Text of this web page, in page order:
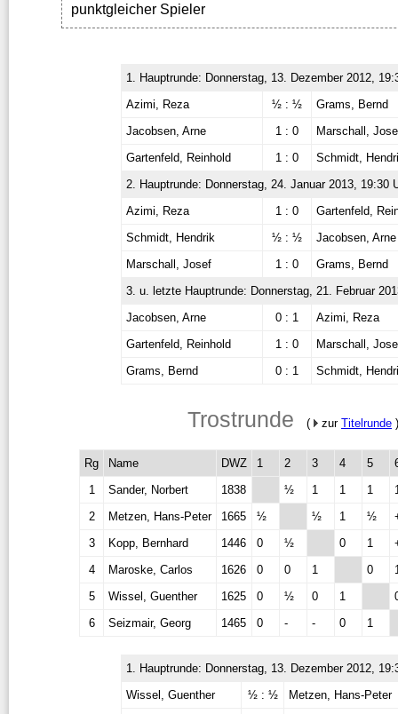
punktgleicher Spieler
1. Hauptrunde: Donnerstag, 13. Dezember 2012,
Azimi, Reza
½ : ½
Grams, Bernd
Jacobsen, Arne
1 : 0
Marschall,
Gartenfeld, Reinhold
1 : 0
Schmidt,
2. Hauptrunde: Donnerstag, 24. Januar 2013, 19:30
Azimi, Reza
1 : 0
Gartenfeld,
Schmidt, Hendrik
½ : ½
Jacobsen, Arne
Marschall, Josef
1 : 0
Grams, Bernd
3. u. letzte Hauptrunde: Donnerstag, 21. Februar
Jacobsen, Arne
0 : 1
Azimi, Reza
Gartenfeld, Reinhold
1 : 0
Marschall,
Grams, Bernd
0 : 1 Schmidt,
Trostrunde ( zur Titelrunde )
Rg Name DWZ 1 2 3 4 5
1
Sander, Norbert 1838 ½ 1 1 1
2
Metzen, Hans-Peter 1665 ½ ½ 1 ½
3
Kopp, Bernhard 1446 0 ½ 0 1
4
Maroske, Carlos 1626 0 0 1 0
5
Wissel, Guenther 1625 0 ½ 0 1
6
Seizmair, Georg 1465 0 - - 0 1
1. Hauptrunde: Donnerstag, 13. Dezember 2012,
Wissel, Guenther
½ : ½
Metzen, Hans-Peter